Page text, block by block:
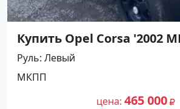
Купить Opel Corsa '2002
(1200/75 л.с.) Бензин
Мирный цвет Синий
465000 рублей,
на сайте Авторынок23
Руль Левый
МКПП
цена 465 000